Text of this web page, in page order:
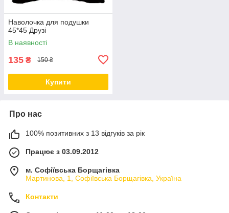
Наволочка для подушки
45*45 Друзі
В наявності
135 ₴ 150 ₴
Купити
Про нас
100% позитивних з 13 відгуків за рік
Працює з 03.09.2012
м. Софіївська Борщагівка
Мартинова, 1, Софіївська Борщагівка, Україна
Контакти